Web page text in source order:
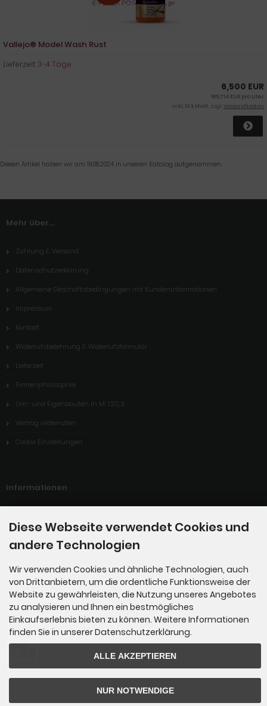
Vallejo® Model Wash Rust
Lieferzeit:3-4 Tage
6,500 EUR
185,714 EUR pro Liter
inkl. 19 % MwSt. zzgl.Versandkosten
Diesen Artikel haben wir am 19.08.2024 in unseren Katalog aufgenommen.
Mehr über...
Zahlung & Versand
Datenschutzerklärung
Allgemeine Geschäftsbedingungen mit Kundeninformationen
Impressum
Kontakt
Widerrufsbelehrung & Widerrufsformular
Lieferzeit
Firmenphilosophie
Um- und Eigenbauten in M: 1:20,3
Vertrag widerrufen
Cookie Einstellungen
Informationen
Zahlungsmethoden
Diese Webseite verwendet Cookies und
andere Technologien
Wir verwenden Cookies und ähnliche Technologien, auch
von Drittanbietern, um die ordentliche Funktionsweise der
Website zu gewährleisten, die Nutzung unseres Angebotes
zu analysieren und Ihnen ein bestmögliches
Einkaufserlebnis bieten zu können. Weitere Informationen
finden Sie in unserer Datenschutzerklärung.
ALLE AKZEPTIEREN
NUR NOTWENDIGE